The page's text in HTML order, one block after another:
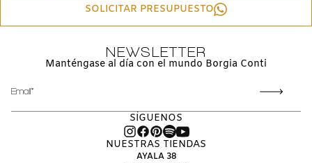
SOLICITAR PRESUPUESTO
NEWSLETTER
Manténgase al día con el mundo Borgia Conti
SÍGUENOS
NUESTRAS TIENDAS
AYALA 38